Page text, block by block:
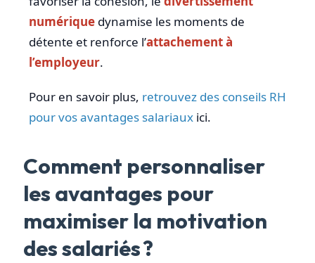
numérique dynamise les moments de
détente et renforce l’attachement à
l’employeur.
Pour en savoir plus, retrouvez des conseils RH
pour vos avantages salariaux ici.
Comment personnaliser
les avantages pour
maximiser la motivation
des salariés ?